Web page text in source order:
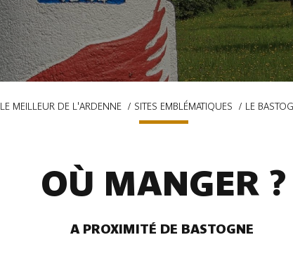
LE MEILLEUR DE L'ARDENNE SITES EMBLÉMATIQUES LE
OÙ MANGER ?
A PROXIMITÉ DE BASTOGNE